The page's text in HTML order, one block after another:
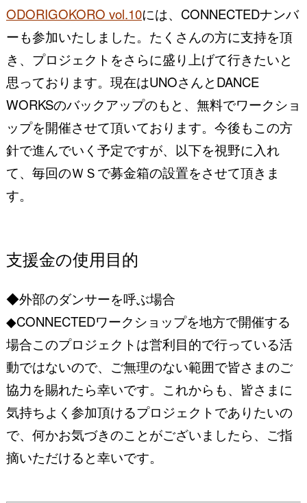
ODORIGOKORO vol.10には、 CONNECTEDナンバ
ーも参加いたしました。 たくさんの方に支持を頂
き、 プロジェクトをさらに盛り上げて行きたいと
思っております。 現在はUNOさんとDANCE
WORKSのバックアップのもと、 無料でワークショ
ップを開催させて頂いております。 今後もこの方
針で進んでいく予定ですが、 以下を視野に入れ
て、毎回のＷＳで募金箱の設置をさせて頂きま
す。
支援金の使用目的
◆外部のダンサーを呼ぶ場合
◆CONNECTEDワークショップを地方で開催する
場合このプロジェクトは営利目的で行っている活
動ではないので、 ご無理のない範囲で皆さまのご
協力を賜れたら幸いです。 これからも、皆さまに
気持ちよく参加頂けるプロジェクトでありたいの
で、 何かお気づきのことがございましたら、ご指
摘いただけると幸いです。